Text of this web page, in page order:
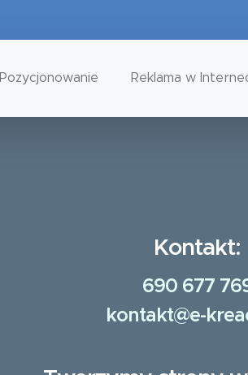
Pozycjonowanie Reklama w
Kontakt:
690 677
kontakt@e-